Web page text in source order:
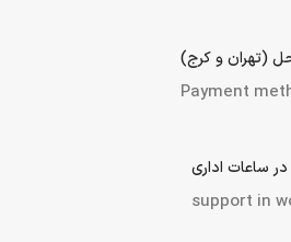
(تهران و کرج)
Payment
در ساعات اداری
support in